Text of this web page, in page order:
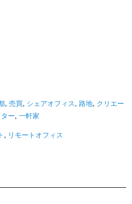
, 売買, シェアオフィス, 路地, クリエー
ー, 一軒家
, リモートオフィス